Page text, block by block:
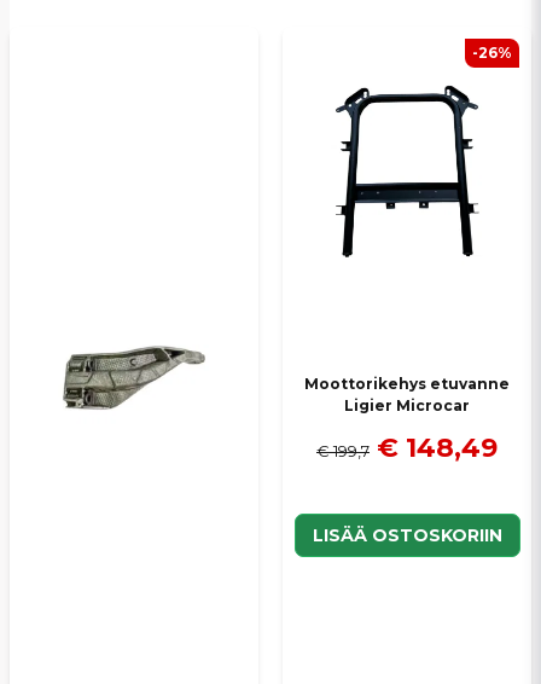
Moottorikehys etuvanne
Ligier Microcar
€ 199,7 € 148,49
LISÄÄ OSTOSKORIIN
-26%
Kyllä, voit julkaista kysymykseni